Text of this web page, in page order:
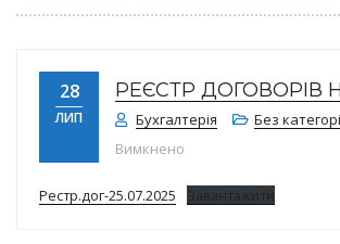
28
ЛИП
РЕЄСТР ДОГОВОРІВ
Бухгалтерія Без
Вимкнено
Рестр.дог-25.07.2025 Завантажити